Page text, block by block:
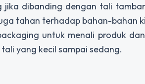
jika dibanding dengan tali
tahan terhadap bahan-bahan
untuk menali produk
yang kecil sampai sedang.